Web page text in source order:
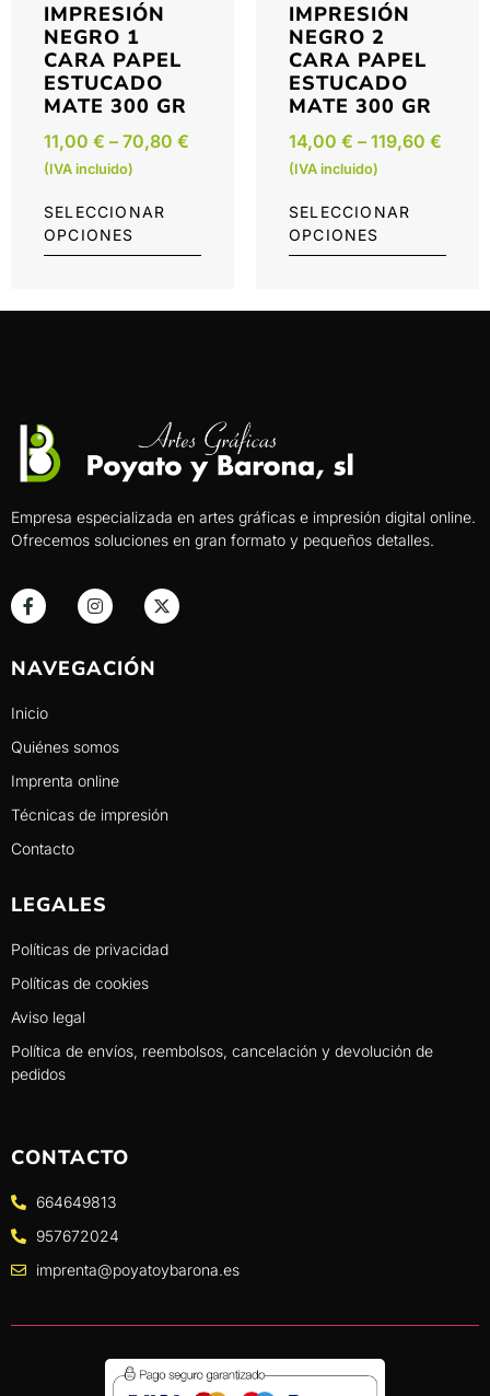
IMPRESIÓN
NEGRO 1
CARA PAPEL
ESTUCADO
MATE 300 GR
11,00 € – 70,80 €
(IVA incluido)
SELECCIONAR
OPCIONES
IMPRESIÓN
NEGRO 2
CARA PAPEL
ESTUCADO
MATE 300 GR
14,00 € – 119,60 €
(IVA incluido)
SELECCIONAR
OPCIONES
Empresa especializada en artes gráficas e impresión digital online.
Ofrecemos soluciones en gran formato y pequeños detalles.
NAVEGACIÓN
Inicio
Quiénes somos
Imprenta online
Técnicas de impresión
Contacto
LEGALES
Políticas de privacidad
Políticas de cookies
Aviso legal
Política de envíos, reembolsos, cancelación y devolución de
pedidos
CONTACTO
664649813
957672024
imprenta@poyatoybarona.es